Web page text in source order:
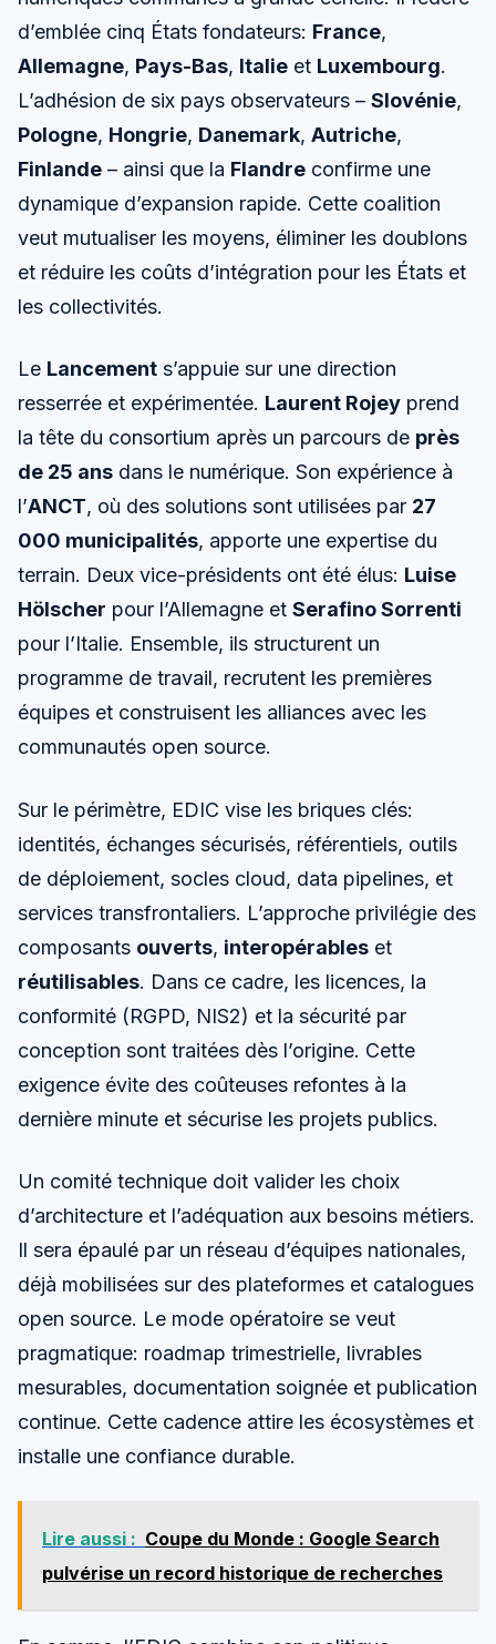
d’emblée cinq États fondateurs: France,
Allemagne, Pays-Bas, Italie et Luxembourg.
L’adhésion de six pays observateurs – Slovénie,
Pologne, Hongrie, Danemark, Autriche,
Finlande – ainsi que la Flandre confirme une
dynamique d’expansion rapide. Cette coalition
veut mutualiser les moyens, éliminer les doublons
et réduire les coûts d’intégration pour les États et
les collectivités.
Le Lancement s’appuie sur une direction
resserrée et expérimentée. Laurent Rojey prend
la tête du consortium après un parcours de près
de 25 ans dans le numérique. Son expérience à
l’ANCT, où des solutions sont utilisées par 27
000 municipalités, apporte une expertise du
terrain. Deux vice-présidents ont été élus: Luise
Hölscher pour l’Allemagne et Serafino Sorrenti
pour l’Italie. Ensemble, ils structurent un
programme de travail, recrutent les premières
équipes et construisent les alliances avec les
communautés open source.
Sur le périmètre, EDIC vise les briques clés:
identités, échanges sécurisés, référentiels, outils
de déploiement, socles cloud, data pipelines, et
services transfrontaliers. L’approche privilégie des
composants ouverts, interopérables et
réutilisables. Dans ce cadre, les licences, la
conformité (RGPD, NIS2) et la sécurité par
conception sont traitées dès l’origine. Cette
exigence évite des coûteuses refontes à la
dernière minute et sécurise les projets publics.
Un comité technique doit valider les choix
d’architecture et l’adéquation aux besoins métiers.
Il sera épaulé par un réseau d’équipes nationales,
déjà mobilisées sur des plateformes et catalogues
open source. Le mode opératoire se veut
pragmatique: roadmap trimestrielle, livrables
mesurables, documentation soignée et publication
continue. Cette cadence attire les écosystèmes et
installe une confiance durable.
Lire aussi : Coupe du Monde : Google Search
pulvérise un record historique de recherches